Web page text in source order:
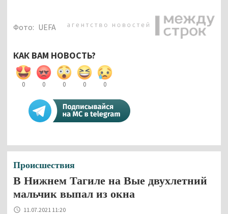
Фото: UEFA
КАК ВАМ НОВОСТЬ?
0 0 0 0 0
Происшествия
В Нижнем Тагиле на Вые двухлетний
мальчик выпал из окна
11.07.2021 11:20